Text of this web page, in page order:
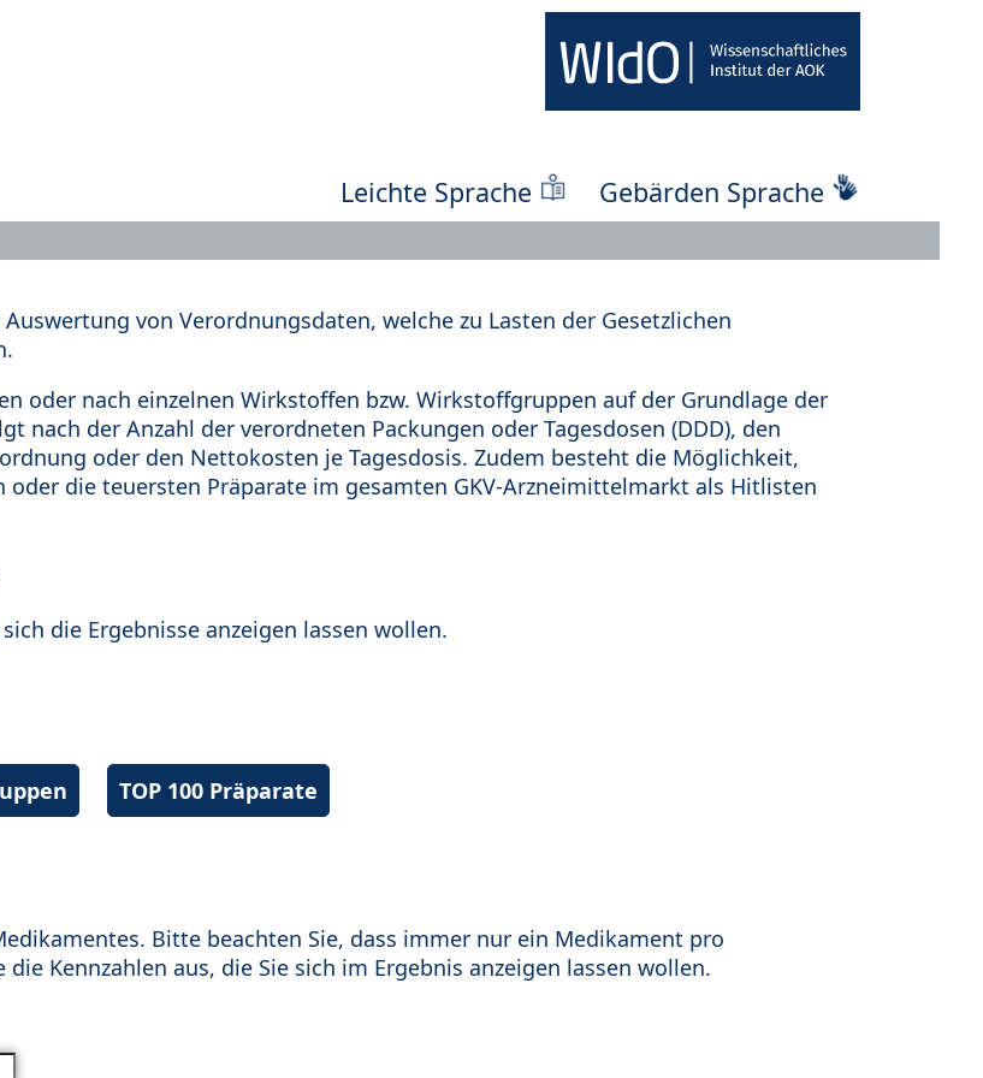
Leichte Sprache Gebärden Sprache
von Verordnungsdaten, welche zu Lasten der Gesetzlichen
oder nach einzelnen Wirkstoffen bzw. Wirkstoffgruppen auf der Grundlage der
nach der Anzahl der verordneten Packungen oder Tagesdosen (DDD), den
oder den Nettokosten je Tagesdosis. Zudem besteht die Möglichkeit,
die teuersten Präparate im gesamten GKV-Arzneimittelmarkt als Hitlisten
die Ergebnisse anzeigen lassen wollen.
TOP 100 Präparate
Bitte beachten Sie, dass immer nur ein Medikament pro
Kennzahlen aus, die Sie sich im Ergebnis anzeigen lassen wollen.